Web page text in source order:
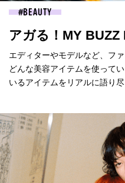
BEAUTY
アガる！MY BUZZ
エディターやモデルなど、フ
どんな美容アイテムを使って
いるアイテムをリアルに語り